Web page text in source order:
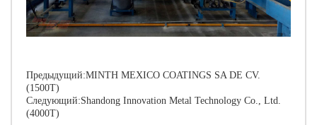
Предыдущий:MINTH MEXICO COATINGS SA DE CV.
(1500T)
Следующий:Shandong Innovation Metal Technology Co., Ltd.
(4000T)